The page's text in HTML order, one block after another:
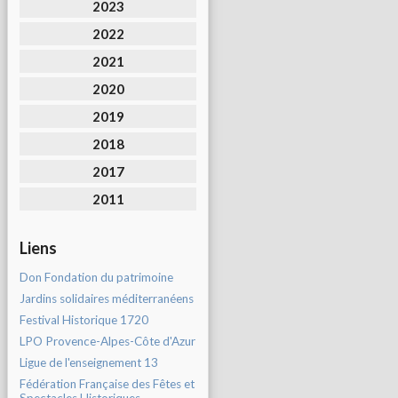
2023
2022
2021
2020
2019
2018
2017
2011
Liens
Don Fondation du patrimoine
Jardins solidaires méditerranéens
Festival Historique 1720
LPO Provence-Alpes-Côte d'Azur
Ligue de l'enseignement 13
Fédération Française des Fêtes et